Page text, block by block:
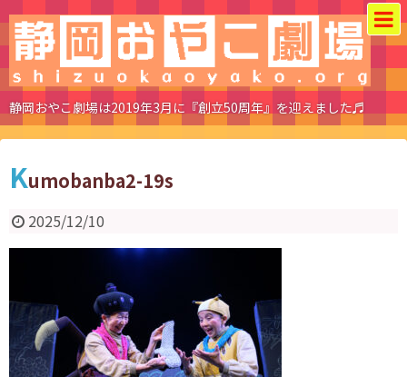
静岡おやこ劇場は2019年3月に『創立50周年』を迎えました♬
Kumobanba2-19s
2025/12/10